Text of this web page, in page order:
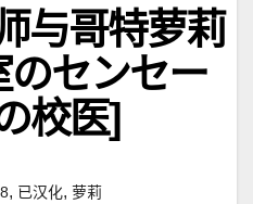
与哥特萝莉
センセー
校医]
, 已汉化, 萝莉